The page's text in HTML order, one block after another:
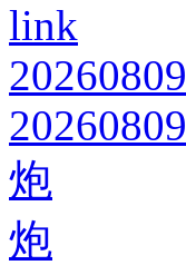
link
20260809
20260809
炮
炮